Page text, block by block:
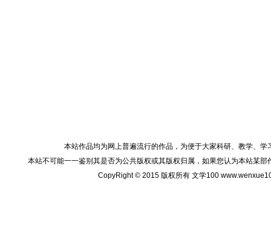
本站作品均为网上普遍流行的作品，为便于大家科研、教学、
本站不可能一一鉴别其是否为公共版权或其版权归属，如果您认为本站某
CopyRight © 2015 版权所有 文学100